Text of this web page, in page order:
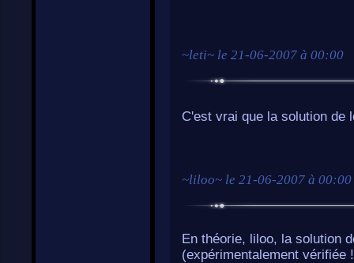
~leti~ le 21-06-2007 à 00:00
C'est vrai que la solution
~liloo~ le 21-06-2007 à 00:00
En théorie, liloo, la solution
(expérimentalement vérifiée